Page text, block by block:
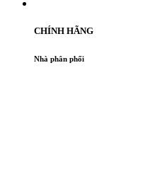
CHÍNH HÃNG
Nhà phân phối